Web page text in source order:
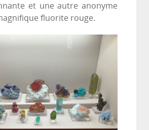
et une autre anonyme
fluorite rouge.